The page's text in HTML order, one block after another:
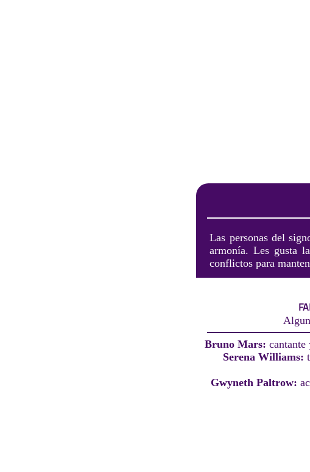
Las personas del
armonía. Les gusta
conflictos para
Bruno Mars: cantante
Serena Williams:
Gwyneth Paltrow: